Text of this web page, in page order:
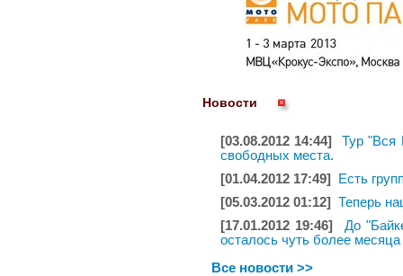
Новости
[03.08.2012 14:44]
Тур "Вся
свободных места.
[01.04.2012 17:49] Есть
[05.03.2012 01:12] Теперь
[17.01.2012 19:46]
До
осталось чуть более месяца
Все новости >>